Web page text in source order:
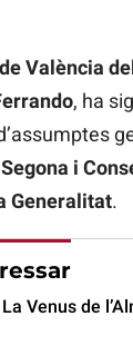
València
, ha
i
Generalitat.
La Venus de